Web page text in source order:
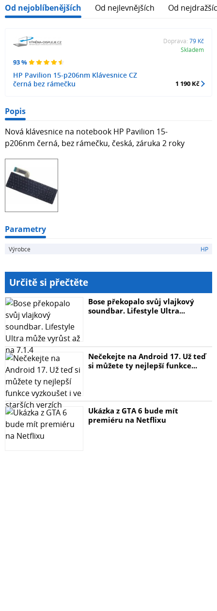
Od nejoblíbenějších Od nejlevnějších Od
93 %
HP Pavilion 15-p206nm Klávesnice CZ
černá bez rámečku
Doprava: 79 Kč
Skladem
1 190 Kč
Popis
Nová klávesnice na notebook HP Pavilion 15-
p206nm černá, bez rámečku, česká, záruka 2 roky
Parametry
Výrobce HP
Určitě si přečtěte
Bose překopalo svůj vlajkový
soundbar. Lifestyle Ultra...
Nečekejte na Android 17. Už teď
si můžete ty nejlepší funkce...
Ukázka z GTA 6 bude mít
premiéru na Netflixu